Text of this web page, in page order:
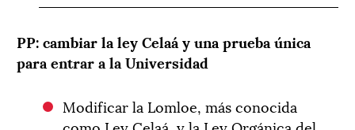
PP: cambiar la ley Celaá y una prueba única
para entrar a la Universidad
Modificar la Lomloe, más conocida